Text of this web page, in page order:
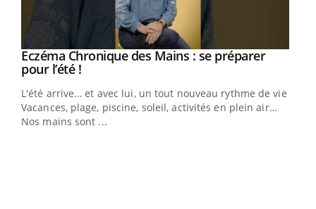
Youtube
Eczéma Chronique des Mains : se préparer
pour l’été !Youtube
L'été arrive… et avec lui, un tout nouveau rythme de vie !
Vacances, plage, piscine, soleil, activités en plein air…
Nos mains sont ...